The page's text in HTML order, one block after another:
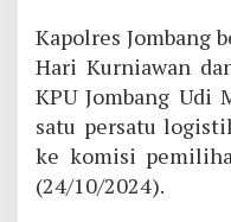
Kapolres Jombang
Hari Kurniawan
KPU Jombang Udi
satu persatu
ke komisi
(24/10/2024).